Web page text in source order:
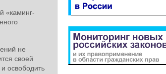
«каминг-
не
своей
освободить